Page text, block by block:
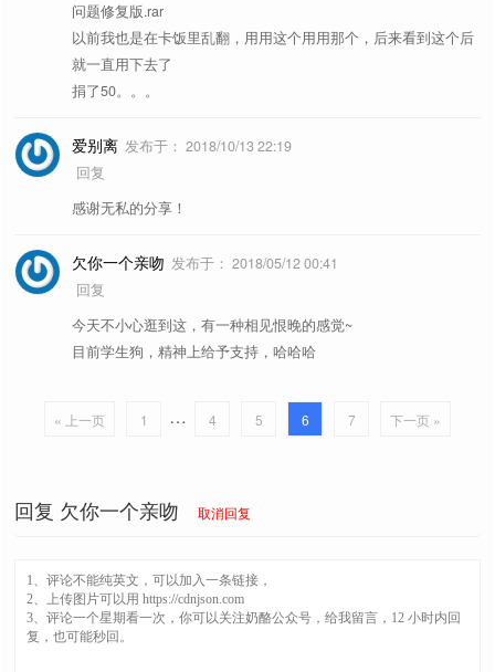
问题修复版.rar
以前我也是在卡饭里乱翻，用用这个用用那个，后来看到这个后
就一直用下去了
捐了50。。。
爱别离 发布于： 2018/10/13 22:19
回复
感谢无私的分享！
欠你一个亲吻 发布于： 2018/05/12 00:41
回复
今天不小心逛到这，有一种相见恨晚的感觉~
目前学生狗，精神上给予支持，哈哈哈
« 上一页 1 … 4 5 6 7 下一页 »
回复 欠你一个亲吻 取消回复